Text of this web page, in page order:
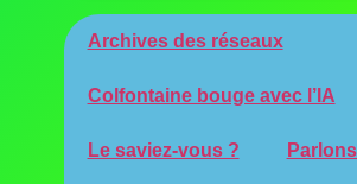
Archives des réseaux
Colfontaine bouge avec l’IA
Le saviez-vous ?